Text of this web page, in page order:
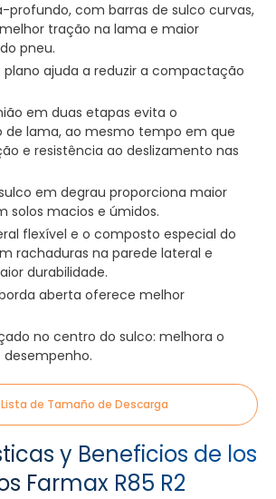
profundo, com barras de sulco curvas,
tração na lama e maior
pneu.
plano ajuda a reduzir a compactação
em duas etapas evita o
lama, ao mesmo tempo em que
e resistência ao deslizamento nas
em degrau proporciona maior
solos macios e úmidos.
flexível e o composto especial do
rachaduras na parede lateral e
durabilidade.
aberta oferece melhor
no centro do sulco: melhora o
Lista de Tamaño de Descarga
y Beneficios de los
Farmax R85 R2